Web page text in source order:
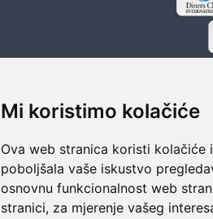
Mi koristimo kolačiće
Ova web stranica koristi
poboljšala vaše iskustvo
osnovnu funkcionalnost web
stranici, za mjerenje vašeg
24/7 odlična podrška
Naši agenti uvijek na raspolaganju